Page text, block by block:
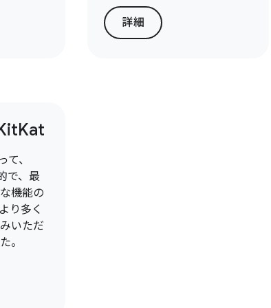
詳細
Kat
、
で、最
機能の
り多く
いただ
。